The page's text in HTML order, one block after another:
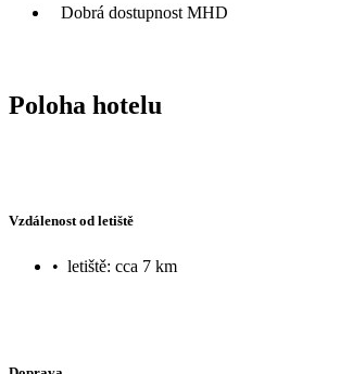
Dobrá dostupnost MHD
Poloha hotelu
Vzdálenost od letiště
• letiště: cca 7 km